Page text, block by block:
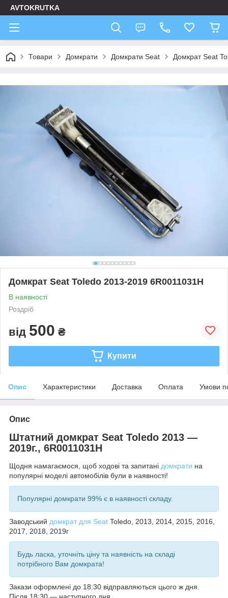
AVTOKRUTKA
Товари Домкрати Домкрати Seat Домкрат Seat
Домкрат Seat Toledo 2013-2019 6R0011031H
В наявності
Роздріб
від 500 ₴
Купити
Опис Характеристики Доставка Оплата Умови
Опис
Штатний домкрат Seat Toledo 2013 —
2019г., 6R0011031H
Щодня намагаємося, щоб ходові та запитані домкрати на
популярні моделі автомобілів були в наявності!
Популярні домкрати 99% є в наявності складу.
Заводський домкрат для Seat Toledo, 2013, 2014, 2015, 2016,
2017, 2018, 2019г
Будь ласка, уточніть ціну та наявність на складі
потрібного Вам домкрата!
Закази оформлені до 18:30 відправляються цього ж дня.